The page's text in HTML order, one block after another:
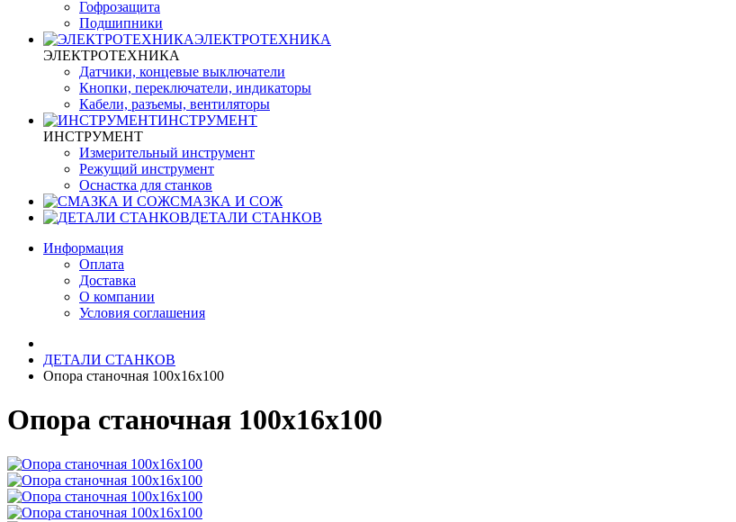
Гофрозащита
Подшипники
ЭЛЕКТРОТЕХНИКА
ЭЛЕКТРОТЕХНИКА
Датчики, концевые выключатели
Кнопки, переключатели, индикаторы
Кабели, разъемы, вентиляторы
ИНСТРУМЕНТ
ИНСТРУМЕНТ
Измерительный инструмент
Режущий инструмент
Оснастка для станков
СМАЗКА И СОЖ
ДЕТАЛИ СТАНКОВ
Информация
Оплата
Доставка
О компании
Условия соглашения
ДЕТАЛИ СТАНКОВ
Опора станочная 100х16х100
Опора станочная 100х16х100